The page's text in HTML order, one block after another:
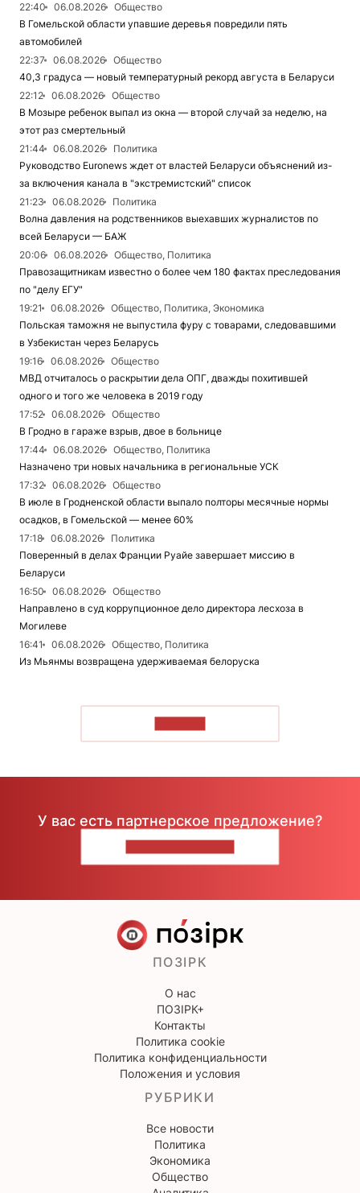
22:40
06.08.2026
Общество
В Гомельской области упавшие деревья повредили пять
автомобилей
22:37
06.08.2026
Общество
40,3 градуса — новый температурный рекорд августа в Беларуси
22:12
06.08.2026
Общество
В Мозыре ребенок выпал из окна — второй случай за неделю, на
этот раз смертельный
21:44
06.08.2026
Политика
Руководство Euronews ждет от властей Беларуси объяснений из-
за включения канала в "экстремистский" список
21:23
06.08.2026
Политика
Волна давления на родственников выехавших журналистов по
всей Беларуси — БАЖ
20:06
06.08.2026
Общество, Политика
Правозащитникам известно о более чем 180 фактах преследования
по "делу ЕГУ"
19:21
06.08.2026
Общество, Политика, Экономика
Польская таможня не выпустила фуру с товарами, следовавшими
в Узбекистан через Беларусь
19:16
06.08.2026
Общество
МВД отчиталось о раскрытии дела ОПГ, дважды похитившей
одного и того же человека в 2019 году
17:52
06.08.2026
Общество
В Гродно в гараже взрыв, двое в больнице
17:44
06.08.2026
Общество, Политика
Назначено три новых начальника в региональные УСК
17:32
06.08.2026
Общество
В июле в Гродненской области выпало полторы месячные нормы
осадков, в Гомельской — менее 60%
17:18
06.08.2026
Политика
Поверенный в делах Франции Руайе завершает миссию в
Беларуси
16:50
06.08.2026
Общество
Направлено в суд коррупционное дело директора лесхоза в
Могилеве
16:41
06.08.2026
Общество, Политика
Из Мьянмы возвращена удерживаемая белоруска
У вас есть партнерское предложение?
ПОЗІРК
О нас
ПОЗІРК+
Контакты
Политика cookie
Политика конфиденциальности
Положения и условия
РУБРИКИ
Все новости
Политика
Экономика
Общество